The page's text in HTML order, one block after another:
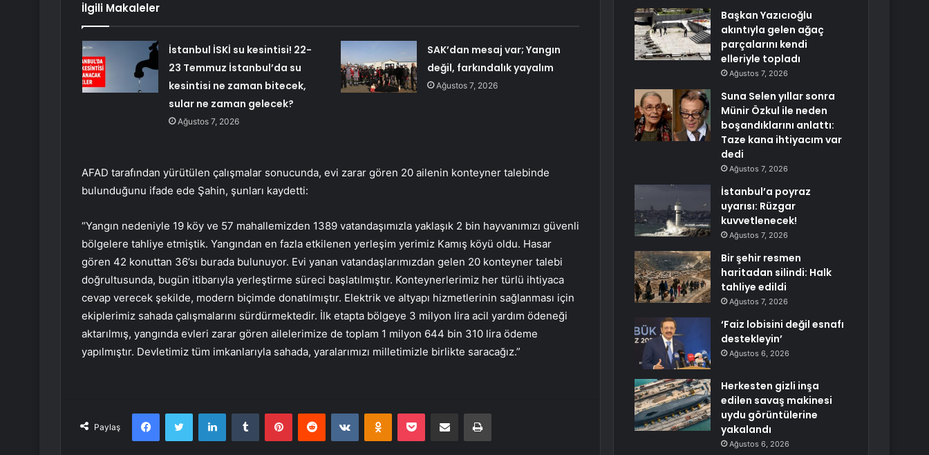
İlgili Makaleler
İstanbul İSKİ su kesintisi! 22-
23 Temmuz İstanbul’da su
kesintisi ne zaman bitecek,
sular ne zaman gelecek?
Ağustos 7, 2026
SAK’dan mesaj var; Yangın
değil, farkındalık yayalım
Ağustos 7, 2026
AFAD tarafından yürütülen çalışmalar sonucunda, evi zarar gören 20 ailenin konteyner talebinde
bulunduğunu ifade ede Şahin, şunları kaydetti:
“Yangın nedeniyle 19 köy ve 57 mahallemizden 1389 vatandaşımızla yaklaşık 2 bin hayvanımızı güvenli
bölgelere tahliye etmiştik. Yangından en fazla etkilenen yerleşim yerimiz Kamış köyü oldu. Hasar
gören 42 konuttan 36’sı burada bulunuyor. Evi yanan vatandaşlarımızdan gelen 20 konteyner talebi
doğrultusunda, bugün itibarıyla yerleştirme süreci başlatılmıştır. Konteynerlerimiz her türlü ihtiyaca
cevap verecek şekilde, modern biçimde donatılmıştır. Elektrik ve altyapı hizmetlerinin sağlanması için
ekiplerimiz sahada çalışmalarını sürdürmektedir. İlk etapta bölgeye 3 milyon lira acil yardım ödeneği
aktarılmış, yangında evleri zarar gören ailelerimize de toplam 1 milyon 644 bin 310 lira ödeme
yapılmıştır. Devletimiz tüm imkanlarıyla sahada, yaralarımızı milletimizle birlikte saracağız.”
Paylaş
FacebookTwitter LinkedInTumblr PinterestReddit VKontakteOdnoklassniki
Pocket E-Posta ile paylaş Yazdır
Başkan Yazıcıoğlu
akıntıyla gelen ağaç
parçalarını kendi
elleriyle topladı
Ağustos 7, 2026
Suna Selen yıllar sonra
Münir Özkul ile neden
boşandıklarını anlattı:
Taze kana ihtiyacım var
dedi
Ağustos 7, 2026
İstanbul’a poyraz
uyarısı: Rüzgar
kuvvetlenecek!
Ağustos 7, 2026
Bir şehir resmen
haritadan silindi: Halk
tahliye edildi
Ağustos 7, 2026
‘Faiz lobisini değil esnafı
destekleyin’
Ağustos 6, 2026
Herkesten gizli inşa
edilen savaş makinesi
uydu görüntülerine
yakalandı
Ağustos 6, 2026